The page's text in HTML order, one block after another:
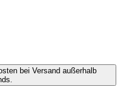
bei Versand außerhalb